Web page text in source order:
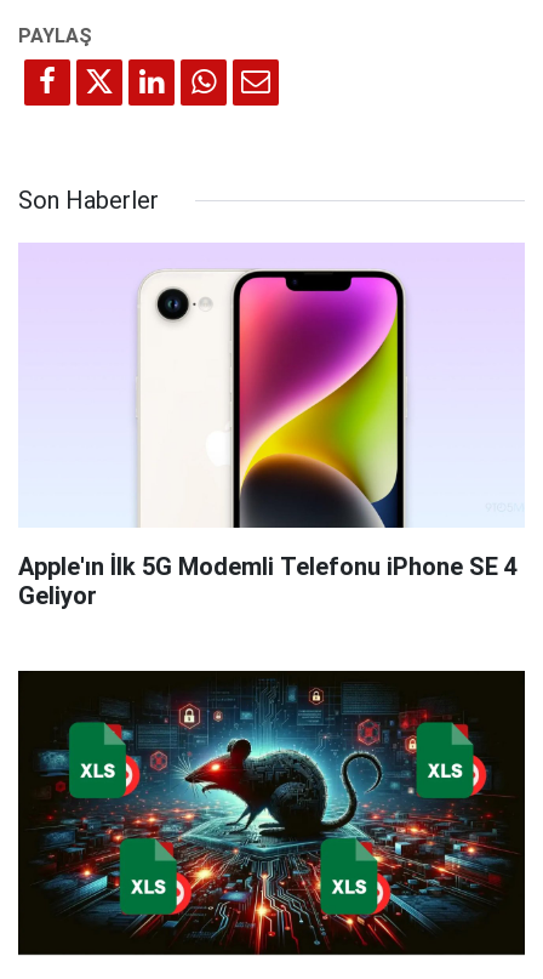
Son Haberler
Apple'ın İlk 5G Modemli Telefonu iPhone SE 4
Geliyor